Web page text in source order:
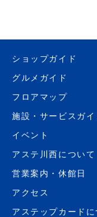
ショップガイド
グルメガイド
フロアマップ
施設・サービスガイ
イベント
アステ川西について
営業案内・休館日
アクセス
アステップカードに